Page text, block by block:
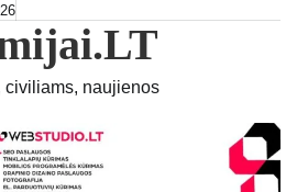
civiliams, naujienos